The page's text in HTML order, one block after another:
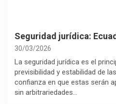
Seguridad jurídica:
30/03/2026
La seguridad jurídica es el
previsibilidad y estabilidad de
confianza en que estas serán
sin arbitrariedades…